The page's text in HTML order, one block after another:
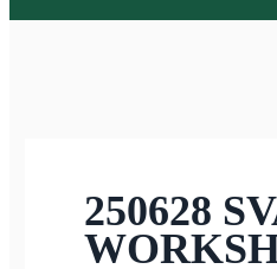
250628